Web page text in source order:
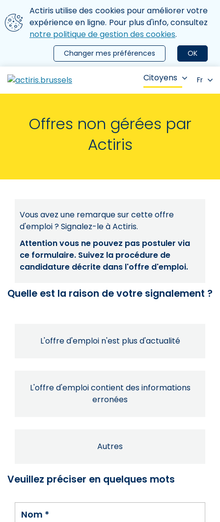
Aller au contenu principal
Nous utilisons des cookies
Actiris utilise des cookies pour améliorer votre
expérience en ligne. Pour plus d'info, consultez
notre politique de gestion des cookies.
OK
Changer mes préférences
le menu
Citoyens Fr
Offres non gérées par
Actiris
Vous avez une remarque sur cette offre
d'emploi ? Signalez-le à Actiris.
Attention vous ne pouvez pas postuler via
ce formulaire. Suivez la procédure de
candidature décrite dans l'offre d'emploi.
Quelle est la raison de votre signalement ?
L'offre d'emploi n'est plus d'actualité
L'offre d'emploi contient des informations
erronées
Autres
Veuillez préciser en quelques mots
Nom *